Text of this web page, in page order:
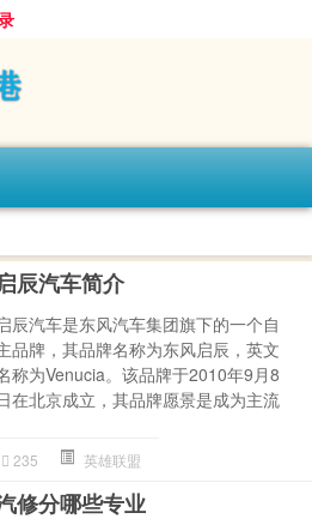
辰汽车简介
辰汽车是东风汽车集团旗下的一个自
品牌，其品牌名称为东风启辰，英文
称为Venucia。该品牌于2010年9月8
在北京成立，其品牌愿景是成为主流
235 英雄联盟
修分哪些专业